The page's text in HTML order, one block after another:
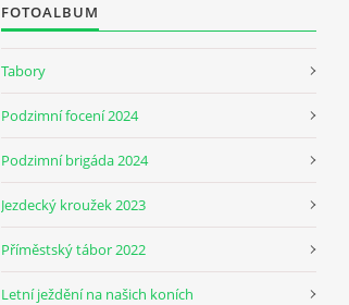
FOTOALBUM
Tabory
Podzimní focení 2024
Podzimní brigáda 2024
Jezdecký kroužek 2023
Příměstský tábor 2022
Letní ježdění na našich koních